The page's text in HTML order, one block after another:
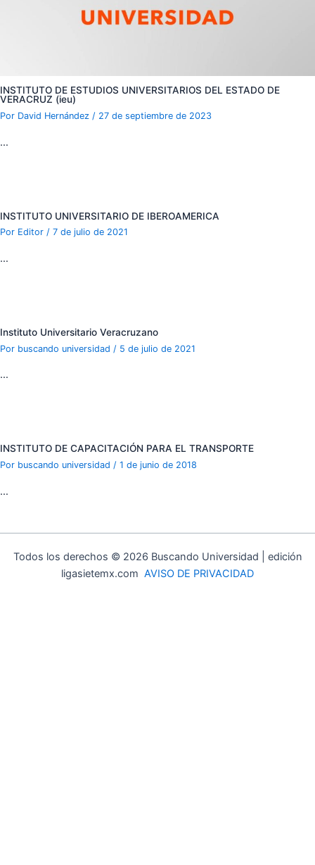
INSTITUTO DE ESTUDIOS UNIVERSITARIOS DEL ESTADO DE
VERACRUZ (ieu)
Por David Hernández / 27 de septiembre de 2023
…
INSTITUTO UNIVERSITARIO DE IBEROAMERICA
Por Editor / 7 de julio de 2021
…
Instituto Universitario Veracruzano
Por buscando universidad / 5 de julio de 2021
…
INSTITUTO DE CAPACITACIÓN PARA EL TRANSPORTE
Por buscando universidad / 1 de junio de 2018
…
Todos los derechos © 2026 Buscando Universidad | edición
ligasietemx.com AVISO DE PRIVACIDAD